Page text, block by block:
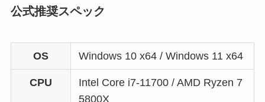
公式推奨スペック
OS Windows 10 x64 / Windows 11 x64
CPU
Intel Core i7-11700 / AMD Ryzen 7
5800X